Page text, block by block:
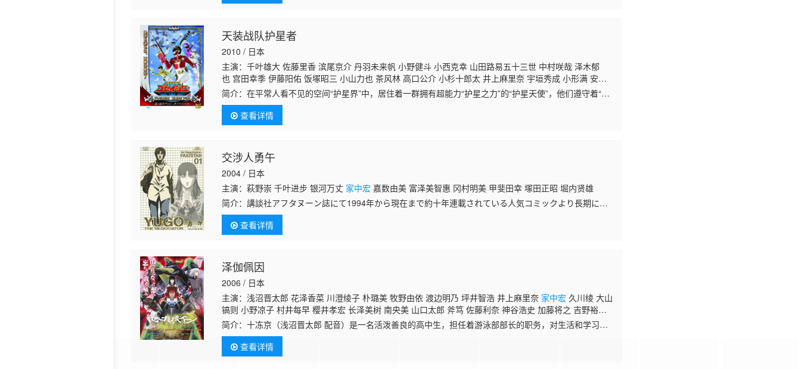
天装战队护星者
2010 / 日本
主演：千叶雄大 佐藤里香 滨尾京介 丹羽未来帆 小野健斗 小西克幸 山田路易五十三世 中村咲哉 泽木郁
也 宫田幸季 伊藤阳佑 饭塚昭三 小山力也 茶风林 高口公介 小杉十郎太 井上麻里奈 宇垣秀成 小形满 安元
洋贵 石野龙三 中尾隆圣 高木涉 野岛昭生 高户靖广 野上尤加奈 前野智昭 盐屋浩三 松本保典 稻田彻 长嶝
高士 若本规夫 大友龙三郎 森训久 铃木千寻 森田顺平 胜杏里 松田重治 杉本优 松野太纪 冲佳苗 武虎 千叶
一伸 高阶俊嗣 星野充昭 坂口候一 山口胜平 津久井教生 江川央生 伊丸冈笃
简介：在平常人看不见的空间“护星界”中，居住着一群拥有超能力“护星之力”的“护星天使”，他们遵守着“自
己的力量是用于保卫母星地球和人类”这一信条，每当地球陷入危机时，他们便挺身而出。 但在某天，护星
查看详情
交涉人勇午
2004 / 日本
主演：萩野崇 千叶进步 银河万丈 家中宏 嘉数由美 富泽美智惠 冈村明美 甲斐田幸 塚田正昭 堀内贤雄
简介：講談社アフタヌーン誌にて1994年から現在まで約十年連載されている人気コミックより長期に渡
り好評連載中の『勇午』がファン待望のテレビアニメ化!! 別府勇午は世界で最も成功率の高いプロの交渉
人（ネ查看详情
泽伽佩因
2006 / 日本
主演：浅沼晋太郎 花泽香菜 川澄绫子 朴璐美 牧野由依 渡边明乃 坪井智浩 井上麻里奈 家中宏 久川绫 大山
镐则 小野凉子 村井每早 樱井孝宏 长泽美树 南央美 山口太郎 斧笃 佐藤利奈 神谷浩史 加藤将之 吉野裕
行 野上尤加奈 中尾衣里 松本保典 远藤绫 大津田裕美 辻亲八 立木文彦 冈田纯子 门胁舞以 MAI 千叶进
步 桐井大介
简介：十冻京（浅沼晋太郎 配音）是一名活泼善良的高中生，担任着游泳部部长的职务，对生活和学习充
满了热情。某日，十冻京偶然邂逅了名为三崎紫雫乃（川澄绫子 配音）的转校生，却没想到这场邂逅改变
了十冻京的人生
查看详情